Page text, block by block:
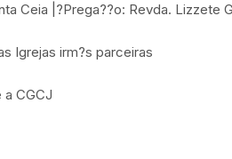
Ceia |?Prega??o: Revda. Lizzete
Igrejas irm?s parceiras
a CGCJ